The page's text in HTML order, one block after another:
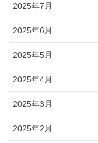
2025年7月
2025年6月
2025年5月
2025年4月
2025年3月
2025年2月